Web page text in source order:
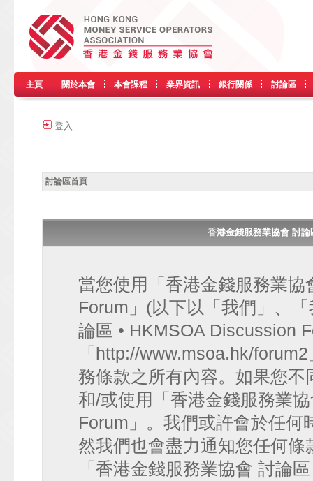
主頁 關於本會 本會課程 業界資訊 銀行關係 討論區
登入
討論區首頁
香港金錢服務業協會 討
當您使用「香港金錢服務業
Forum」(以下以「我們」、
論區 • HKMSOA Discussion
「http://www.msoa.hk/
務條款之所有內容。如果您
和/或使用「香港金錢服務業
Forum」。我們或許會於任何
然我們也會盡力通知您任何
「香港金錢服務業協會 討論